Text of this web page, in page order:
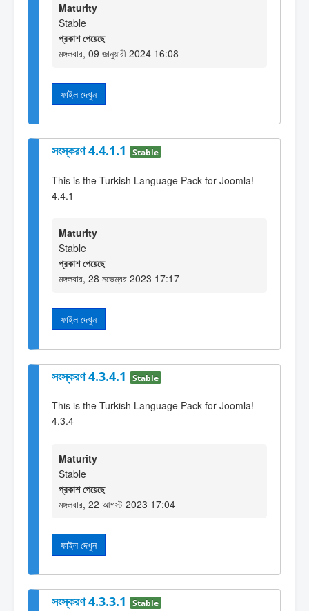
Maturity
Stable
প্রকাশ পেয়েছে
মঙ্গলবার, 09 জানুয়ারী 2024 16:08
ফাইল দেখুন
সংস্করণ 4.4.1.1 Stable
This is the Turkish Language Pack for Joomla!
4.4.1
Maturity
Stable
প্রকাশ পেয়েছে
মঙ্গলবার, 28 নভেম্বর 2023 17:17
ফাইল দেখুন
সংস্করণ 4.3.4.1 Stable
This is the Turkish Language Pack for Joomla!
4.3.4
Maturity
Stable
প্রকাশ পেয়েছে
মঙ্গলবার, 22 আগস্ট 2023 17:04
ফাইল দেখুন
সংস্করণ 4.3.3.1 Stable